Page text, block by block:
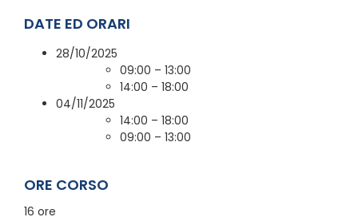
DATE ED ORARI
28/10/2025
09:00 – 13:00
14:00 – 18:00
04/11/2025
14:00 – 18:00
09:00 – 13:00
ORE CORSO
16 ore